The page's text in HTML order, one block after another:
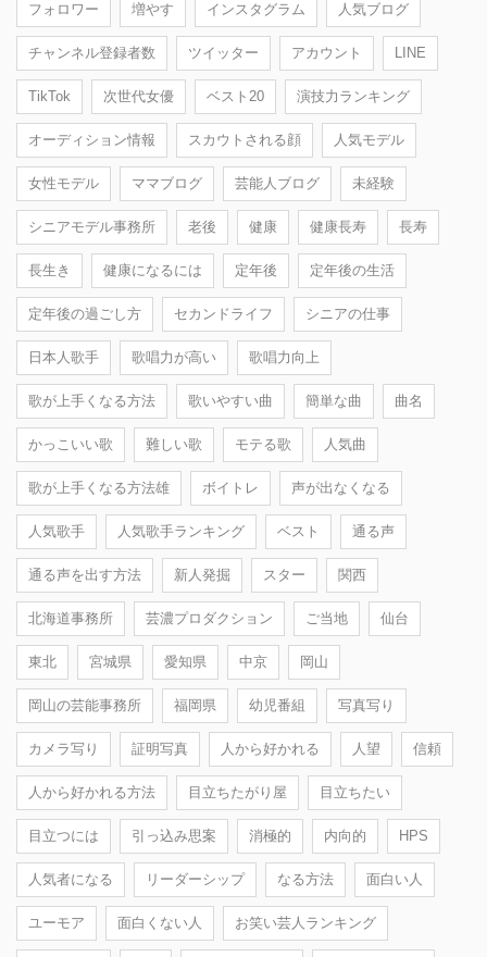
フォロワー 増やす インスタグラム 人気ブログ
チャンネル登録者数 ツイッター アカウント LINE
TikTok 次世代女優 ベスト20 演技力ランキング
オーディション情報 スカウトされる顔 人気モデル
女性モデル ママブログ 芸能人ブログ 未経験
シニアモデル事務所 老後 健康 健康長寿 長寿
長生き 健康になるには 定年後 定年後の生活
定年後の過ごし方 セカンドライフ シニアの仕事
日本人歌手 歌唱力が高い 歌唱力向上
歌が上手くなる方法 歌いやすい曲 簡単な曲 曲名
かっこいい歌 難しい歌 モテる歌 人気曲
歌が上手くなる方法雄 ボイトレ 声が出なくなる
人気歌手 人気歌手ランキング ベスト 通る声
通る声を出す方法 新人発掘 スター 関西
北海道事務所 芸濃プロダクション ご当地 仙台
東北 宮城県 愛知県 中京 岡山
岡山の芸能事務所 福岡県 幼児番組 写真写り
カメラ写り 証明写真 人から好かれる 人望 信頼
人から好かれる方法 目立ちたがり屋 目立ちたい
目立つには 引っ込み思案 消極的 内向的 HPS
人気者になる リーダーシップ なる方法 面白い人
ユーモア 面白くない人 お笑い芸人ランキング